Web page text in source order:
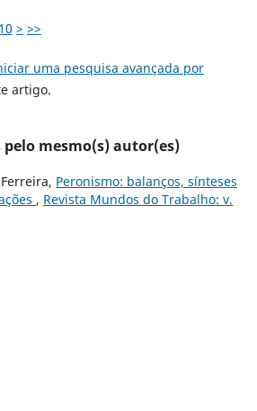
10 > >>
uma pesquisa avançada por
artigo.
mesmo(s) autor(es)
Peronismo: balanços, sínteses
, Revista Mundos do Trabalho: v.